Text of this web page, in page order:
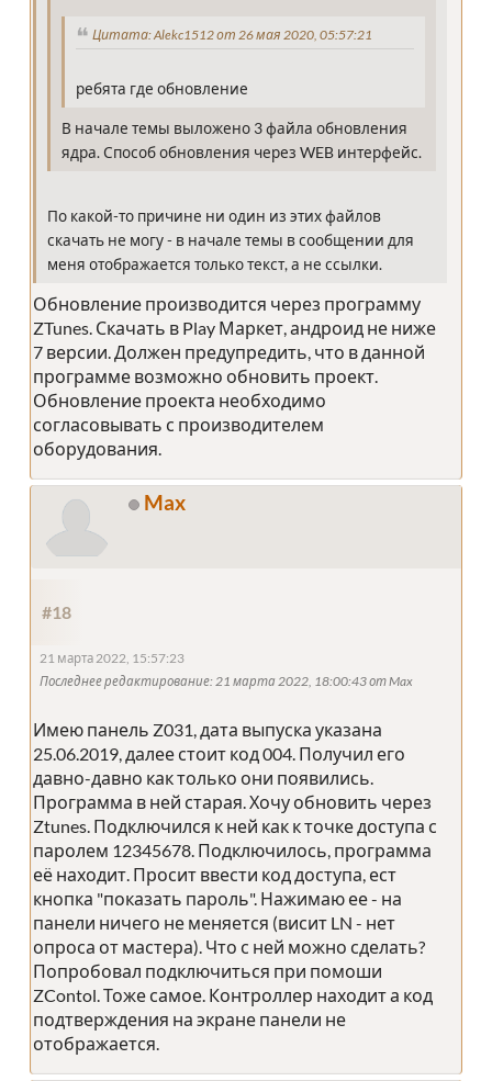
Цитата: Alekc1512 от 26 мая 2020, 05:57:21
ребята где обновление
В начале темы выложено 3 файла обновления
ядра. Способ обновления через WEB интерфейс.
По какой-то причине ни один из этих файлов
скачать не могу - в начале темы в сообщении для
меня отображается только текст, а не ссылки.
Обновление производится через программу
ZTunes. Скачать в Play Маркет, андроид не ниже
7 версии. Должен предупредить, что в данной
программе возможно обновить проект.
Обновление проекта необходимо
согласовывать с производителем
оборудования.
Max
#18
21 марта 2022, 15:57:23
Последнее редактирование: 21 марта 2022, 18:00:43 от Max
Имею панель Z031, дата выпуска указана
25.06.2019, далее стоит код 004. Получил его
давно-давно как только они появились.
Программа в ней старая. Хочу обновить через
Ztunes. Подключился к ней как к точке доступа с
паролем 12345678. Подключилось, программа
её находит. Просит ввести код доступа, ест
кнопка "показать пароль". Нажимаю ее - на
панели ничего не меняется (висит LN - нет
опроса от мастера). Что с ней можно сделать?
Попробовал подключиться при помоши
ZContol. Тоже самое. Контроллер находит а код
подтверждения на экране панели не
отображается.